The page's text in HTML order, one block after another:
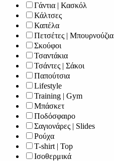
Γάντια | Κασκόλ
Κάλτσες
Καπέλα
Πετσέτες | Μπουρνούζια
Σκούφοι
Τσαντάκια
Τσάντες | Σάκοι
Παπούτσια
Lifestyle
Training | Gym
Μπάσκετ
Ποδόσφαιρο
Σαγιονάρες | Slides
Ρούχα
T-shirt | Top
Ισοθερμικά